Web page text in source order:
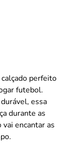
perfeito
futebol.
essa
durante as
encantar as